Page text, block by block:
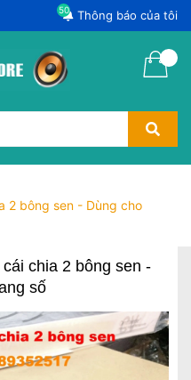
Thông báo của tôi
50
2 bông sen - Dùng cho
chia 2 bông sen -
số